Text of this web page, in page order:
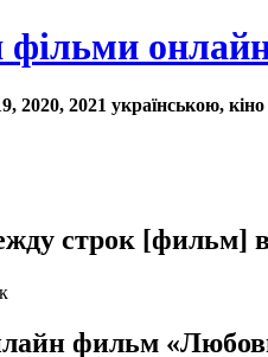
2020, 2021 українською,
строк [фильм]
фильм